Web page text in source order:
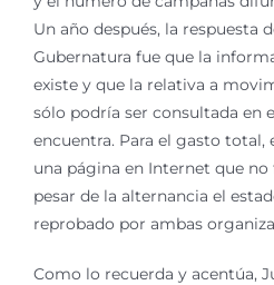
Un año después, la respuesta
Gubernatura fue que la
existe y que la relativa a
sólo podría ser consultada en
encuentra. Para el gasto
una página en Internet que no
pesar de la alternancia el
reprobado por ambas
Como lo recuerda y acentúa,